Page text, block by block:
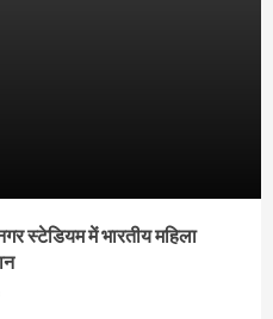
स्टेडियम में भारतीय महिला